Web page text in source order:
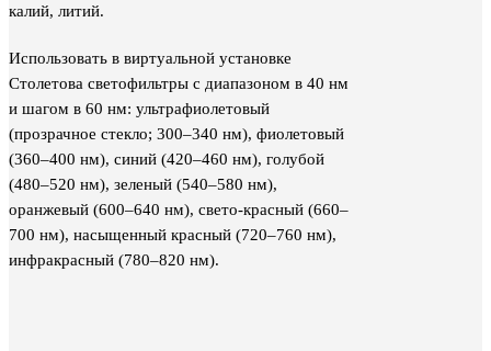
калий, литий.
Использовать в виртуальной установке
Столетова светофильтры с диапазоном в 40 нм
и шагом в 60 нм: ультрафиолетовый
(прозрачное стекло; 300–340 нм), фиолетовый
(360–400 нм), синий (420–460 нм), голубой
(480–520 нм), зеленый (540–580 нм),
оранжевый (600–640 нм), свето-красный (660–
700 нм), насыщенный красный (720–760 нм),
инфракрасный (780–820 нм).